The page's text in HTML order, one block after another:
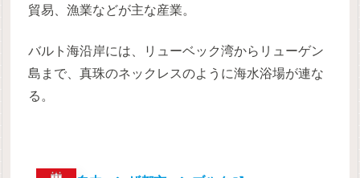
貿易、漁業などが主な産業。
バルト海沿岸には、リューベック湾からリューゲン
島まで、真珠のネックレスのように海水浴場が連な
る。